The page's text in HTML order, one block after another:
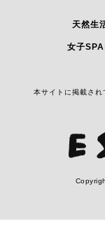
天然生
女子
本サイトに掲載さ